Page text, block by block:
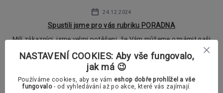
24.12.2024
Spustili jsme pro vás rubriku PORADNA
Milí zákazníci, jsme velmi potěšeni, že Vám můžeme oznámit naši
novou službu - videonávody, manuály v PDF a odpovědi na
nejčastější dotazy v naší rub...číst celé
28.10.2021
NASTAVENÍ COOKIES: Aby vše fungovalo,
jak má 😉
Používáme cookies, aby se vám eshop dobře prohlížel a vše
fungovalo- od vyhledávání až po akce, které vás zajímají.